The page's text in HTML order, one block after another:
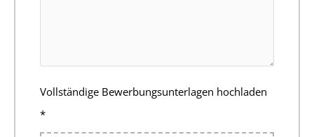
Vollständige Bewerbungsunterlagen hochladen
*